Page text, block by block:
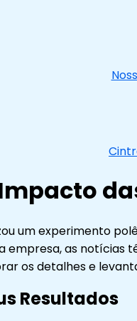
um experimento
empresa, as
os detalhes e
Resultados